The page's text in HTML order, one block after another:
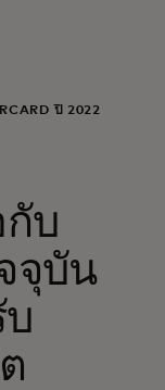
ปี 2022
กับ
จุบัน